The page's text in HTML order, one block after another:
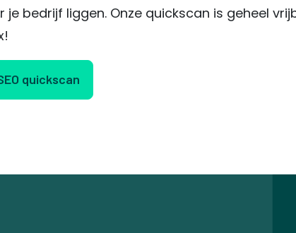
je bedrijf liggen. Onze quickscan is geheel
quickscan